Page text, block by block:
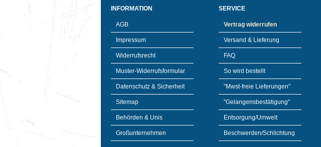
INFORMATION
AGB
Impressum
Widerrufsrecht
Muster-Widerrufsformular
Datenschutz & Sicherheit
Sitemap
Behörden & Unis
Großunternehmen
SERVICE
Vertrag widerrufen
Versand & Lieferung
FAQ
So wird bestellt
"Mwst-freie Lieferungen"
"Gelangensbestätigung"
Entsorgung/Umwelt
Beschwerden/Schlichtung